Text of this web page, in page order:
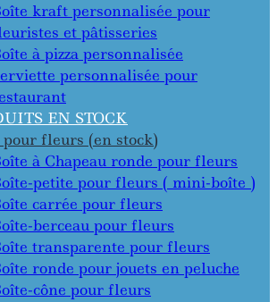
kraft personnalisée pour
et pâtisseries
à pizza personnalisée
personnalisée pour
EN STOCK
pour fleurs (en stock)
à Chapeau ronde pour fleurs
petite pour fleurs ( mini-boîte )
carrée pour fleurs
berceau pour fleurs
transparente pour fleurs
ronde pour jouets en peluche
cône pour fleurs